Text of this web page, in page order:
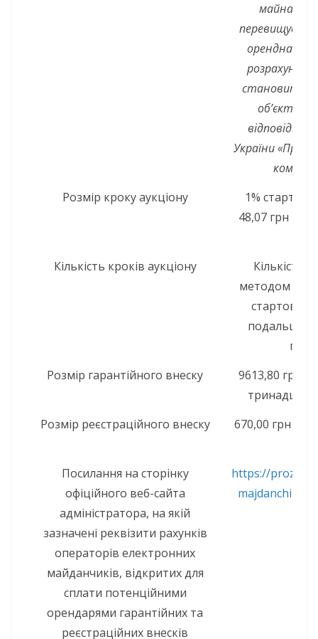
майна,
перевищує
орендна
розрахунку
становить 1
об’єкта
відповідно
України «Про
Розмір кроку аукціону
1%
48,07 грн
Кількість кроків аукціону
Кількість
методом
стартової
Розмір гарантійного внеску
9613,80 грн
Розмір реєстраційного внеску
670,00 грн
Посилання на сторінку
офіційного веб-сайта
адміністратора, на якій
зазначені реквізити рахунків
операторів електронних
майданчиків, відкритих для
сплати потенційними
орендарями гарантійних та
реєстраційних внесків
https://
majdanchiki-